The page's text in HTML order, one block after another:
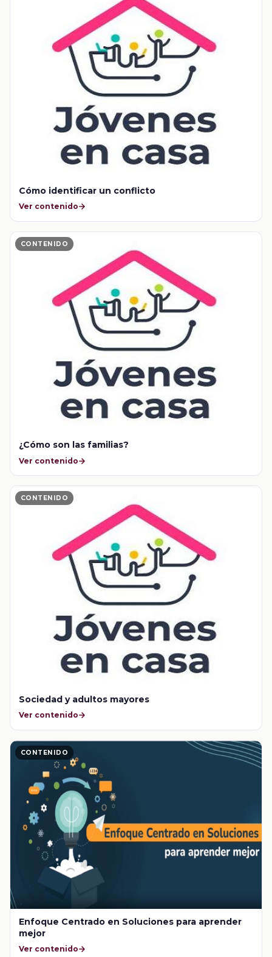
Cómo identificar un conflicto
Ver contenido
CONTENIDO
¿Cómo son las familias?
Ver contenido
CONTENIDO
Sociedad y adultos mayores
Ver contenido
CONTENIDO
Enfoque Centrado en Soluciones para aprender
mejor
Ver contenido